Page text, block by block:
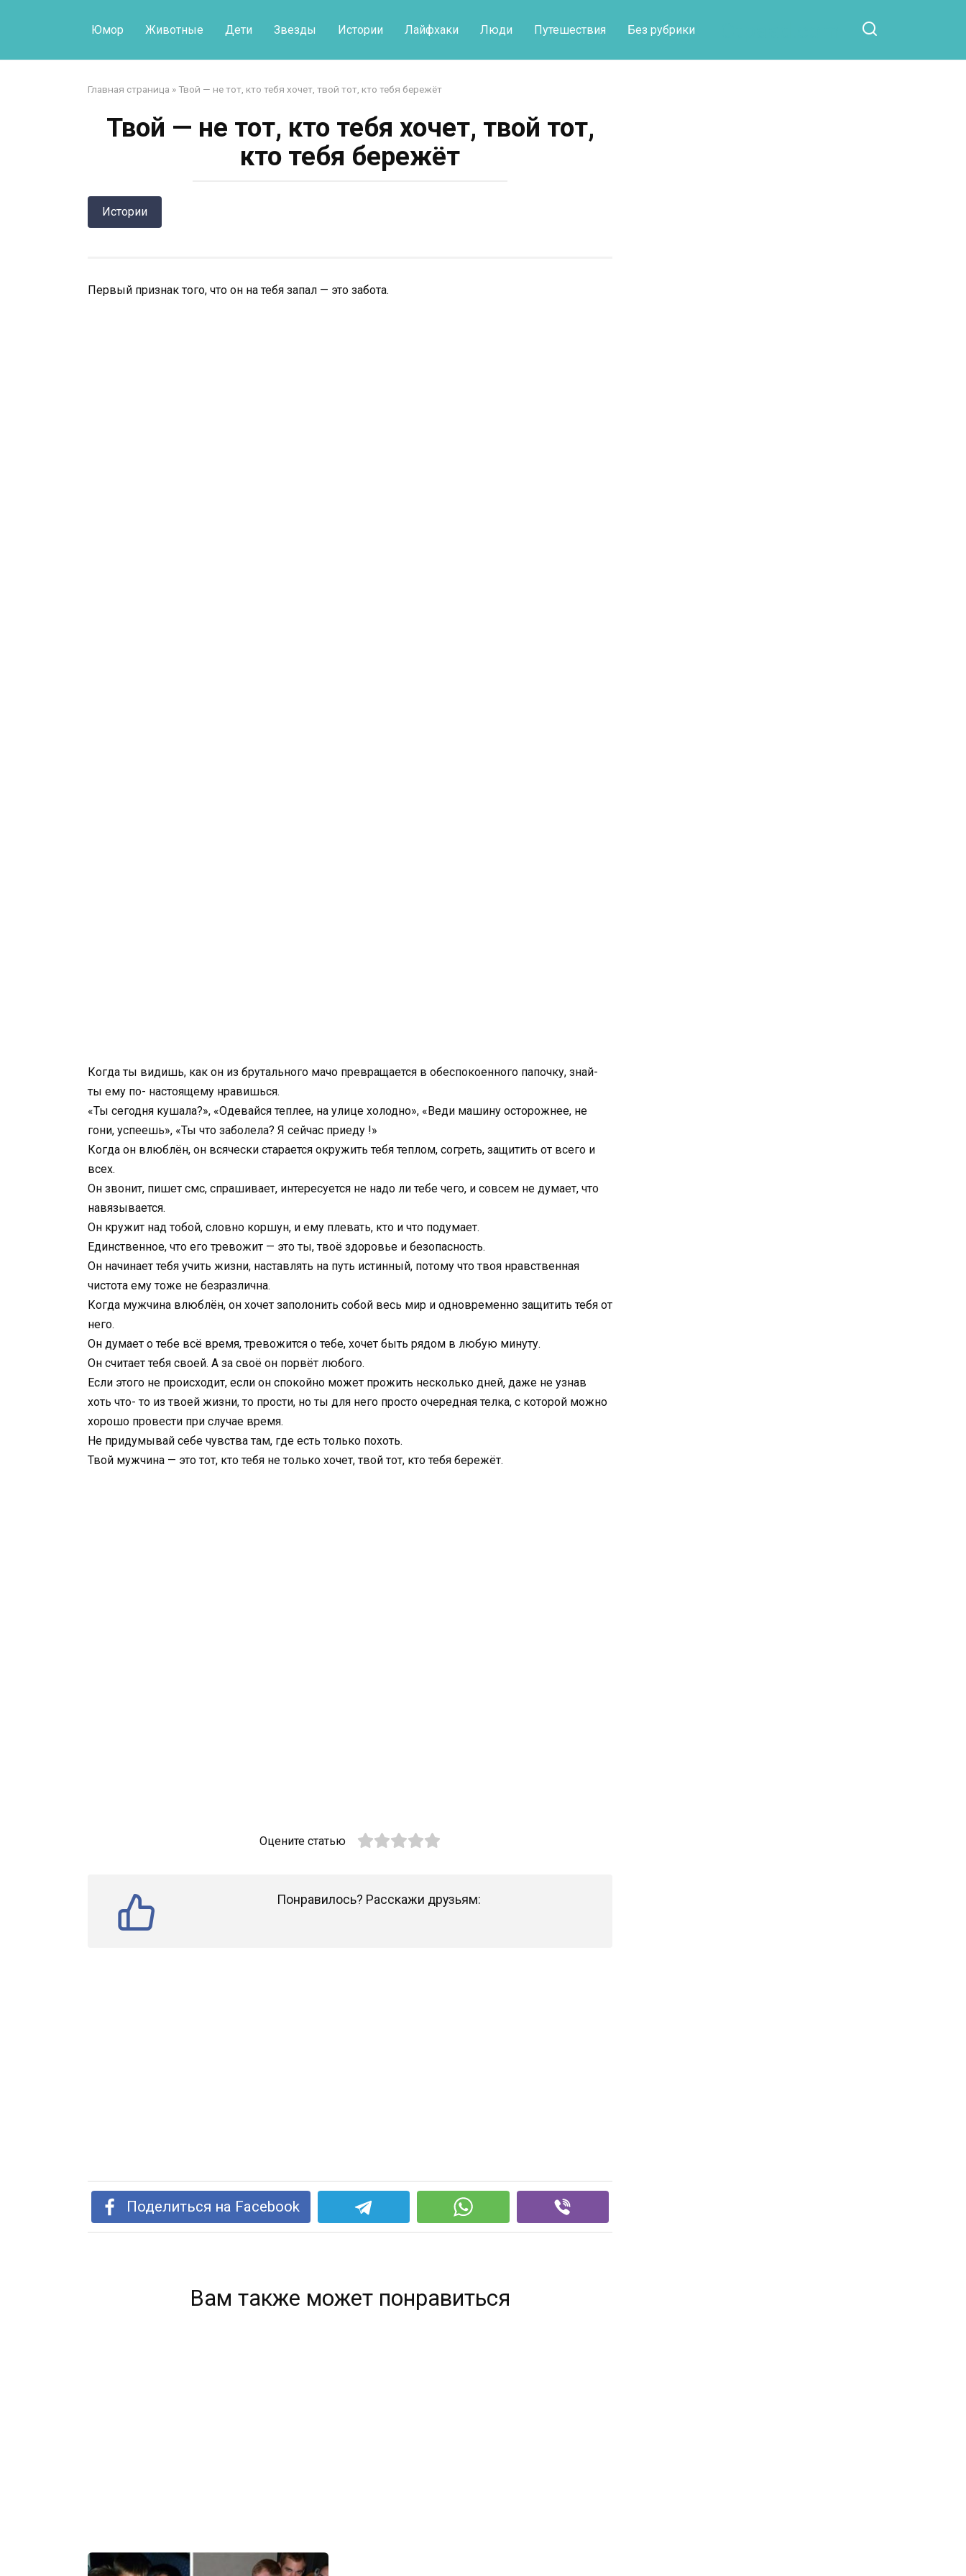
Юмор Животные Дети Звезды Истории Лайфхаки Люди Путешествия Без рубрики
Главная страница »Твой — не тот, кто тебя хочет, твой тот, кто тебя бережёт
Твой — не тот, кто тебя хочет, твой тот,
кто тебя бережёт
Истории
Первый признак того, что он на тебя запал — это забота.
Когда ты видишь, как он из брутального мачо превращается в обеспокоенного папочку, знай-
ты ему по- настоящему нравишься.
«Ты сегодня кушала?», «Одевайся теплее, на улице холодно», «Веди машину осторожнее, не
гони, успеешь», «Ты что заболела? Я сейчас приеду !»
Когда он влюблён, он всячески старается окружить тебя теплом, согреть, защитить от всего и
всех.
Он звонит, пишет смс, спрашивает, интересуется не надо ли тебе чего, и совсем не думает, что
навязывается.
Он кружит над тобой, словно коршун, и ему плевать, кто и что подумает.
Единственное, что его тревожит — это ты, твоё здоровье и безопасность.
Он начинает тебя учить жизни, наставлять на путь истинный, потому что твоя нравственная
чистота ему тоже не безразлична.
Когда мужчина влюблён, он хочет заполонить собой весь мир и одновременно защитить тебя от
него.
Он думает о тебе всё время, тревожится о тебе, хочет быть рядом в любую минуту.
Он считает тебя своей. А за своё он порвёт любого.
Если этого не происходит, если он спокойно может прожить несколько дней, даже не узнав
хоть что- то из твоей жизни, то прости, но ты для него просто очередная телка, с которой можно
хорошо провести при случае время.
Не придумывай себе чувства там, где есть только похоть.
Твой мужчина — это тот, кто тебя не только хочет, твой тот, кто тебя бережёт.
Оцените статью
Понравилось? Расскажи друзьям:
Поделиться на Facebook
Вам также может понравиться